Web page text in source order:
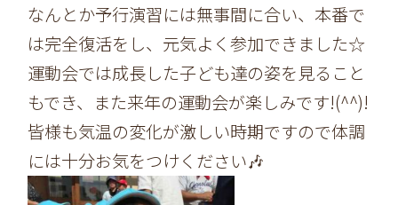
なんとか予行演習には無事間に合い、本番で
は完全復活をし、元気よく参加できました☆
運動会では成長した子ども達の姿を見ること
もでき、また来年の運動会が楽しみです!(^^)!
皆様も気温の変化が激しい時期ですので体調
には十分お気をつけください🎶